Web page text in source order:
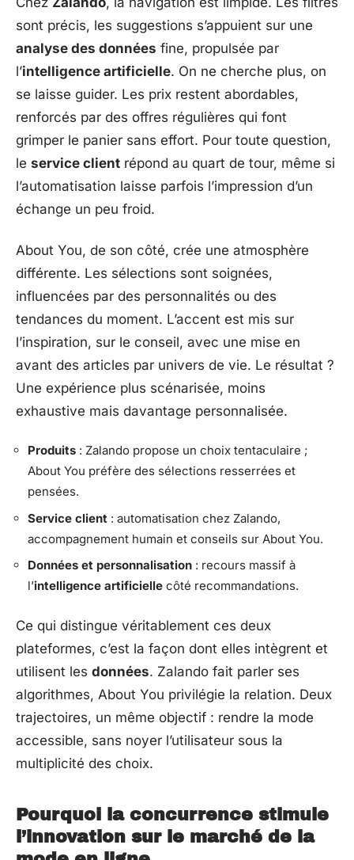
sont précis, les suggestions s’appuient sur une
analyse des données fine, propulsée par
l’intelligence artificielle. On ne cherche plus, on
se laisse guider. Les prix restent abordables,
renforcés par des offres régulières qui font
grimper le panier sans effort. Pour toute question,
le service client répond au quart de tour, même si
l’automatisation laisse parfois l’impression d’un
échange un peu froid.
About You, de son côté, crée une atmosphère
différente. Les sélections sont soignées,
influencées par des personnalités ou des
tendances du moment. L’accent est mis sur
l’inspiration, sur le conseil, avec une mise en
avant des articles par univers de vie. Le résultat ?
Une expérience plus scénarisée, moins
exhaustive mais davantage personnalisée.
Produits : Zalando propose un choix tentaculaire ;
About You préfère des sélections resserrées et
pensées.
Service client : automatisation chez Zalando,
accompagnement humain et conseils sur About You.
Données et personnalisation : recours massif à
l’intelligence artificielle côté recommandations.
Ce qui distingue véritablement ces deux
plateformes, c’est la façon dont elles intègrent et
utilisent les données. Zalando fait parler ses
algorithmes, About You privilégie la relation. Deux
trajectoires, un même objectif : rendre la mode
accessible, sans noyer l’utilisateur sous la
multiplicité des choix.
Pourquoi la concurrence stimule
l’innovation sur le marché de la